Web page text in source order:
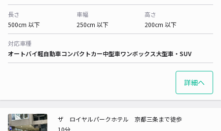
長さ
500cm 以下
車幅
250cm 以下
高さ
200cm 以下
対応車種
オートバイ軽自動車コンパクトカー中型車ワンボックス大型車・SUV
詳細へ
ザ ロイヤルパークホテル 京都三条まで徒歩
10分